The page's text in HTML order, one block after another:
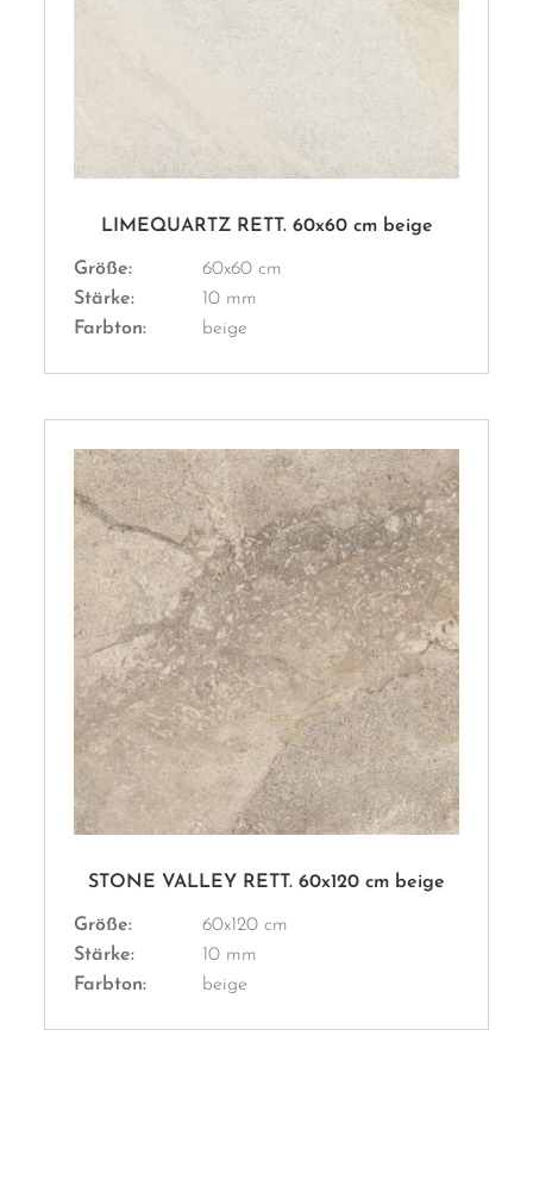
LIMEQUARTZ RETT. 60x60 cm beige
Größe:
60x60 cm
Stärke:
10 mm
Farbton:
beige
STONE VALLEY RETT. 60x120 cm beige
Größe:
60x120 cm
Stärke:
10 mm
Farbton:
beige